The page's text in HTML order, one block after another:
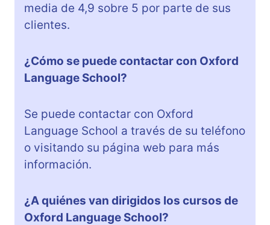
media de 4,9 sobre 5 por parte de sus
clientes.
¿Cómo se puede contactar con Oxford
Language School?
Se puede contactar con Oxford
Language School a través de su teléfono
o visitando su página web para más
información.
¿A quiénes van dirigidos los cursos de
Oxford Language School?